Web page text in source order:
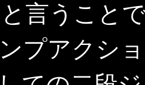
言うこと
プアクシ